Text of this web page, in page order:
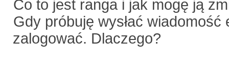
Co to jest ranga i jak mogę ją
Gdy próbuję wysłać
zalogować. Dlaczego?